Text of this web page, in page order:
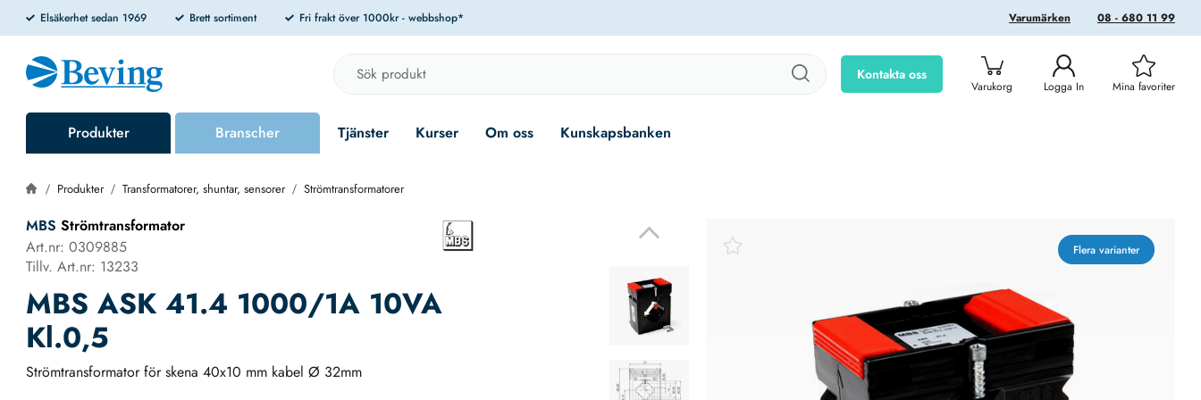
Elsäkerhet sedan 1969 Brett sortiment Fri frakt över 1000kr - webbshop* 08 - 680 11 99
Varumärken
Kontakta oss
Varukorg Logga In Mina favoriter
Produkter Branscher Tjänster Kurser Om oss Kunskapsbanken
Produkter Transformatorer, shuntar, sensorer Strömtransformatorer
Flera varianter
MBS Strömtransformator
Art.nr: 0309885
Tillv. Art.nr: 13233
MBS ASK 41.4 1000/1A 10VA
Kl.0,5
Strömtransformator för skena 40x10 mm kabel Ø 32mm